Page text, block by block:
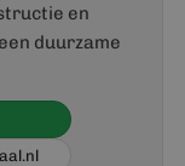
en
duurzame